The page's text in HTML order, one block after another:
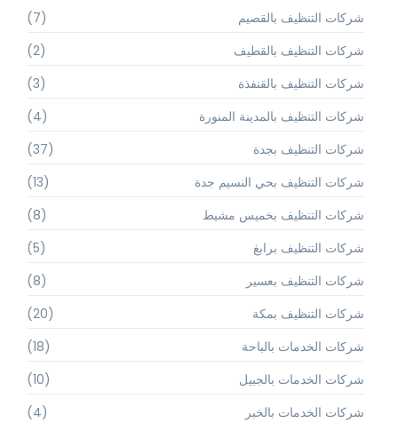
شركات التنظيف بالقصيم
(7)
شركات التنظيف بالقطيف
(2)
شركات التنظيف بالقنفذة
(3)
شركات التنظيف بالمدينة المنورة
(4)
شركات التنظيف بجدة
(37)
شركات التنظيف بحي النسيم جدة
(13)
شركات التنظيف بخميس مشيط
(8)
شركات التنظيف برابغ
(5)
شركات التنظيف بعسير
(8)
شركات التنظيف بمكة
(20)
شركات الخدمات بالباحة
(18)
شركات الخدمات بالجبيل
(10)
شركات الخدمات بالخبر
(4)